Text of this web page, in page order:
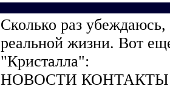
Сколько раз
реальной жизни. Вот
"Кристалла":
НОВОСТИ КОНТАКТЫ